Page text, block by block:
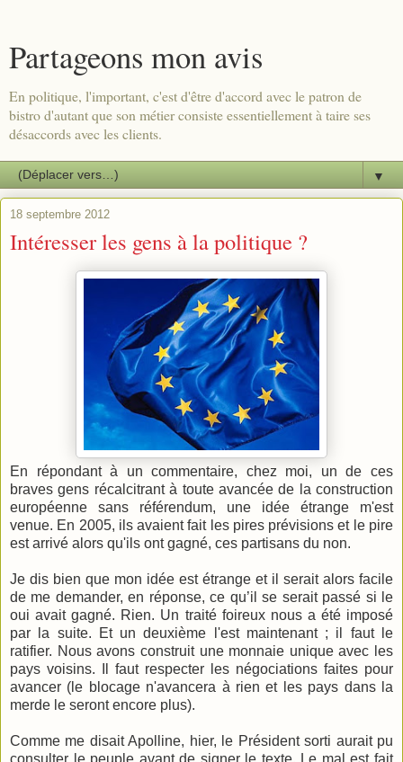
Partageons mon avis
En politique, l'important, c'est d'être d'accord avec le patron de
bistro d'autant que son métier consiste essentiellement à taire ses
désaccords avec les clients.
▼
18 septembre 2012
Intéresser les gens à la politique ?
En répondant à un commentaire, chez moi, un de ces
braves gens récalcitrant à toute avancée de la construction
européenne sans référendum, une idée étrange m'est
venue. En 2005, ils avaient fait les pires prévisions et le pire
est arrivé alors qu'ils ont gagné, ces partisans du non.
Je dis bien que mon idée est étrange et il serait alors facile
de me demander, en réponse, ce qu’il se serait passé si le
oui avait gagné. Rien. Un traité foireux nous a été imposé
par la suite. Et un deuxième l'est maintenant ; il faut le
ratifier. Nous avons construit une monnaie unique avec les
pays voisins. Il faut respecter les négociations faites pour
avancer (le blocage n'avancera à rien et les pays dans la
merde le seront encore plus).
Comme me disait Apolline, hier, le Président sorti aurait pu
consulter le peuple avant de signer le texte. Le mal est fait